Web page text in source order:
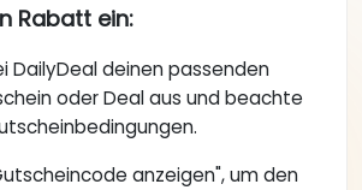
Rabatt ein:
DailyDeal deinen passenden
oder Deal aus und beachte
anzeigen", um den